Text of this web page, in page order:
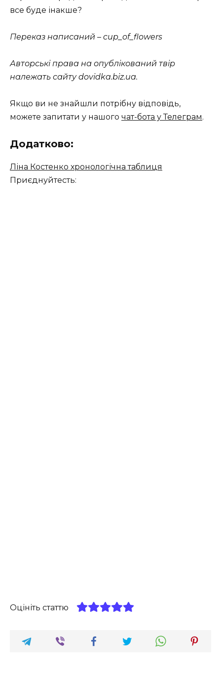
все буде інакше?
Переказ написаний – cup_of_flowers
Авторські права на опублікований твір
належать сайту dovidka.biz.ua.
Якщо ви не знайшли потрібну відповідь,
можете запитати у нашого чат-бота у Телеграм.
Додатково:
Ліна Костенко хронологічна таблиця
Приєднуйтесть:
Оцініть статтю